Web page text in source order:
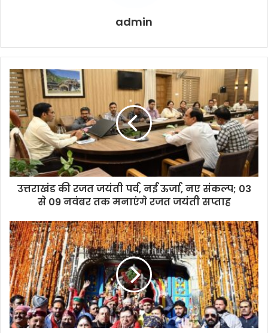
admin
उत्तराखंड की रजत जयंती पर्व, नई ऊर्जा, नए संकल्प; 03
से 09 नवंबर तक मनाएंगे रजत जयंती सप्ताह